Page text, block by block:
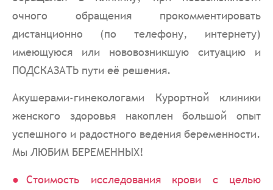
очного обращения прокомментировать
дистанционно (по телефону, интернету)
имеющуюся или нововозникшую ситуацию и
ПОДСКАЗАТЬ пути её решения.
Акушерами-гинекологами Курортной клиники
женского здоровья накоплен большой опыт
успешного и радостного ведения беременности.
Мы ЛЮБИМ БЕРЕМЕННЫХ!
Стоимость исследования крови с целью